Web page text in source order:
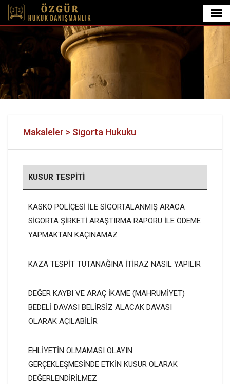
Makaleler > Sigorta Hukuku
KUSUR TESPİTİ
KASKO POLİÇESİ İLE SİGORTALANMIŞ ARACA
SİGORTA ŞİRKETİ ARAŞTIRMA RAPORU İLE ÖDEME
YAPMAKTAN KAÇINAMAZ
KAZA TESPİT TUTANAĞINA İTİRAZ NASIL YAPILIR
DEĞER KAYBI VE ARAÇ İKAME (MAHRUMİYET)
BEDELİ DAVASI BELİRSİZ ALACAK DAVASI
OLARAK AÇILABİLİR
EHLİYETİN OLMAMASI OLAYIN
GERÇEKLEŞMESİNDE ETKİN KUSUR OLARAK
DEĞERLENDİRİLMEZ